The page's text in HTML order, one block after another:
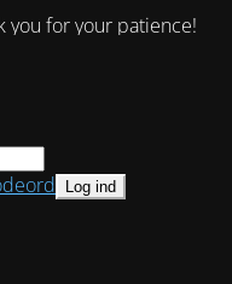
you for your patience!